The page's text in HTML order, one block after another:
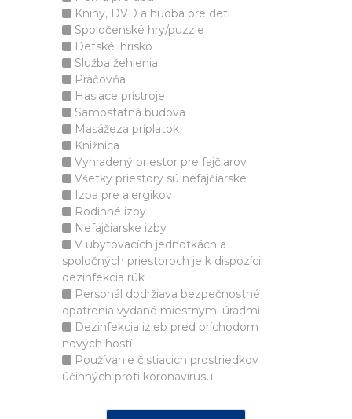
Knihy, DVD a hudba pre deti
Spoločenské hry/puzzle
Detské ihrisko
Služba žehlenia
Práčovňa
Hasiace prístroje
Samostatná budova
Masážeza príplatok
Knižnica
Vyhradený priestor pre fajčiarov
Všetky priestory sú nefajčiarske
Izba pre alergikov
Rodinné izby
Nefajčiarske izby
V ubytovacích jednotkách a
spoločných priestoroch je k dispozícii
dezinfekcia rúk
Personál dodržiava bezpečnostné
opatrenia vydané miestnymi úradmi
Dezinfekcia izieb pred príchodom
nových hostí
Používanie čistiacich prostriedkov
účinných proti koronavírusu